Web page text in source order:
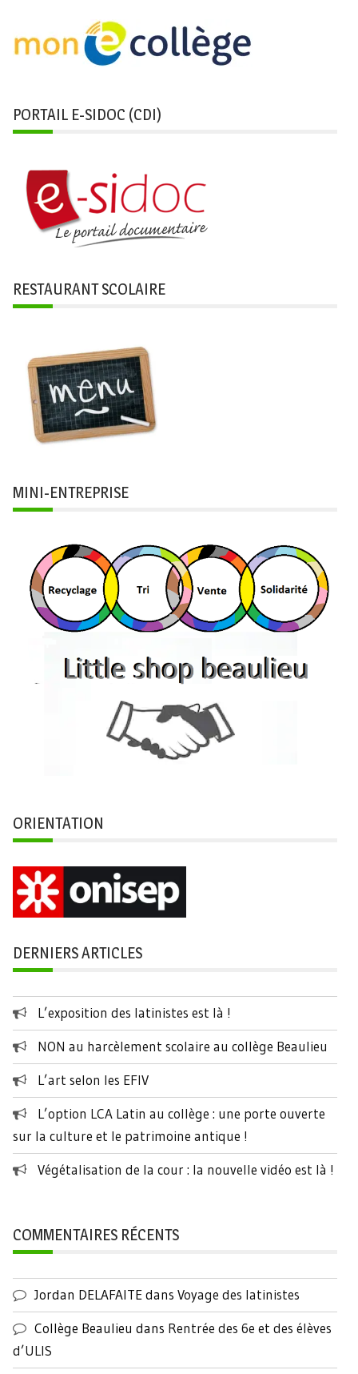
PORTAIL E-SIDOC (CDI)
RESTAURANT SCOLAIRE
MINI-ENTREPRISE
ORIENTATION
DERNIERS ARTICLES
L’exposition des latinistes est là !
NON au harcèlement scolaire au collège Beaulieu
L’art selon les EFIV
L’option LCA Latin au collège : une porte ouverte
sur la culture et le patrimoine antique !
Végétalisation de la cour : la nouvelle vidéo est là !
COMMENTAIRES RÉCENTS
Jordan DELAFAITEdans Voyage des latinistes
Collège Beaulieu dans Rentrée des 6e et des élèves
d’ULIS